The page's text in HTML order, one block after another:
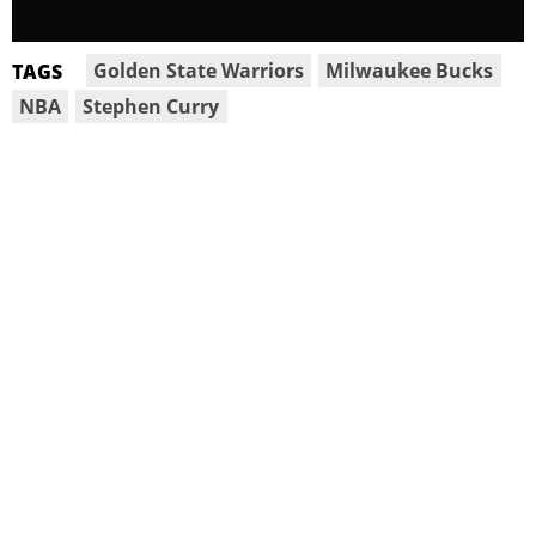
TAGS Golden State Warriors
Milwaukee Bucks
NBA
Stephen Curry